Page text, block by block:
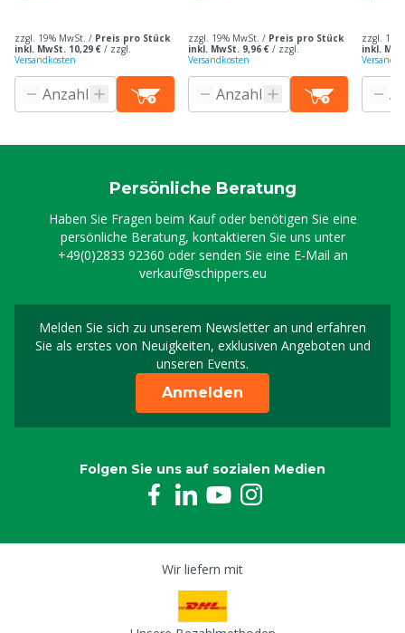
zzgl. 19% MwSt. / Preis pro Stück
inkl. MwSt. 10,29 € / zzgl.
Versandkosten
zzgl. 19% MwSt. / Preis pro Stück
inkl. MwSt. 9,96 € / zzgl.
Versandkosten
zzgl.
inkl.
Persönliche Beratung
Haben Sie Fragen beim Kauf oder benötigen Sie eine
persönliche Beratung, kontaktieren Sie uns unter
+49(0)2833 92360 oder senden Sie eine E-Mail an
verkauf@schippers.eu
Melden Sie sich zu unserem Newsletter an und erfahren
Sie als erstes von Neuigkeiten, exklusiven Angeboten und
unseren Events.
Melden Sie sich für
Anmelden
Folgen Sie uns auf sozialen Medien
Wir liefern mit